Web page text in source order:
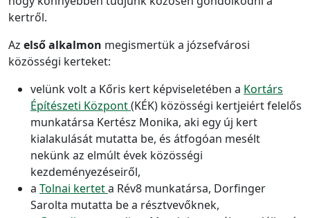
kertről.
Az első alkalmon megismertük a józsefvárosi
közösségi kerteket:
velünk volt a Kőris kert képviseletében a Kortárs
Építészeti Központ(KÉK) közösségi kertjeiért felelős
munkatársa Kertész Monika, aki egy új kert
kialakulását mutatta be, és átfogóan mesélt
nekünk az elmúlt évek közösségi
kezdeményezéseiről,
a Tolnai kerteta Rév8 munkatársa, Dorfinger
Sarolta mutatta be a résztvevőknek,